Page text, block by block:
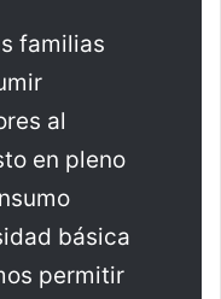
familias
al
en pleno
básica
permitir